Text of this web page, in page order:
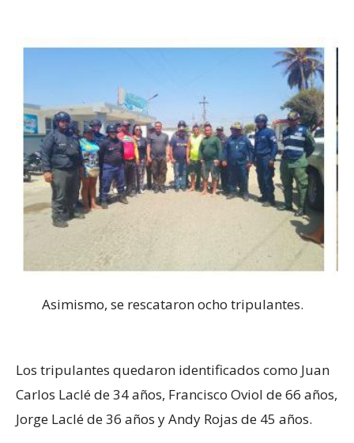
Asimismo, se rescataron ocho tripulantes.
Los tripulantes quedaron identificados como Juan
Carlos Laclé de 34 años, Francisco Oviol de 66 años,
Jorge Laclé de 36 años y Andy Rojas de 45 años.